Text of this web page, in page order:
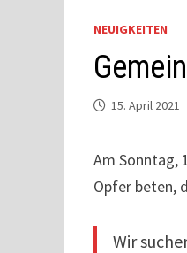
NEUIGKEITEN
15. April 2021
Am Sonntag,
Opfer beten,
Wir